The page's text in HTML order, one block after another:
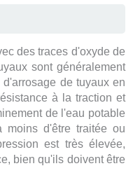
des traces d'oxyde de
sont généralement
de tuyaux en
à la traction et
de l'eau potable
moins d'être traitée ou
est très élevée,
bien qu'ils doivent être